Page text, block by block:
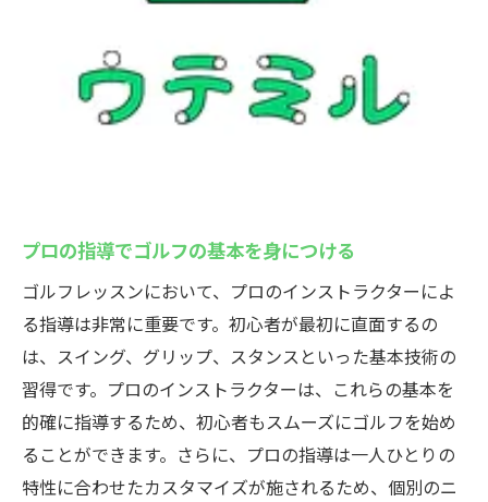
プロの指導でゴルフの基本を身につける
ゴルフレッスンにおいて、プロのインストラクターによ
る指導は非常に重要です。初心者が最初に直面するの
は、スイング、グリップ、スタンスといった基本技術の
習得です。プロのインストラクターは、これらの基本を
的確に指導するため、初心者もスムーズにゴルフを始め
ることができます。さらに、プロの指導は一人ひとりの
特性に合わせたカスタマイズが施されるため、個別のニ